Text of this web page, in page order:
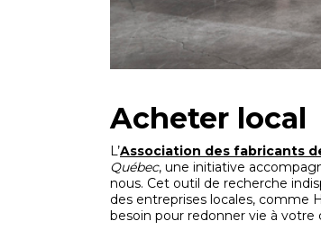
Acheter local
L’Association des fabricants
Québec, une initiative
nous. Cet outil de recherche
des entreprises locales, comme
besoin pour redonner vie à votre